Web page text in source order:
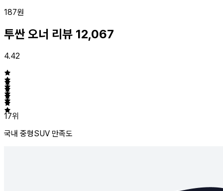
187원
투싼 오너 리뷰 12,067
4.42
17위
국내 중형SUV 만족도